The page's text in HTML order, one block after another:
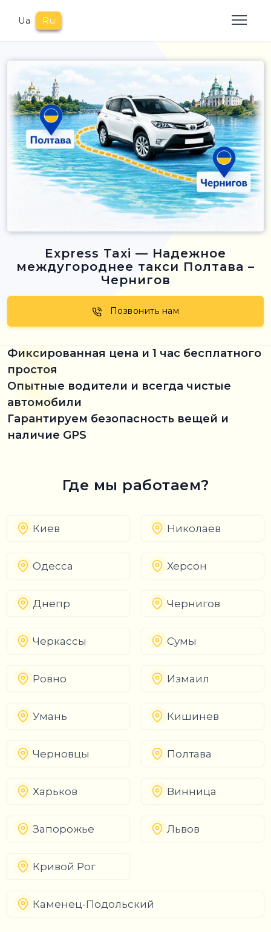
Ua Ru
Express Taxi — Надежное
междугороднее такси Полтава –
Чернигов
Позвонить нам
Фиксированная цена и 1 час бесплатного
простоя
Опытные водители и всегда чистые
автомобили
Гарантируем безопасность вещей и
наличие GPS
Где мы работаем?
Киев Николаев
Одесса Херсон
Днепр Чернигов
Черкассы Сумы
Ровно Измаил
Умань Кишинев
Черновцы Полтава
Харьков Винница
Запорожье Львов
Кривой Рог
Каменец-Подольский